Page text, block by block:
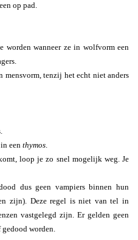
op pad.
worden wanneer ze in wolfvorm een
tenzij het echt niet anders
een thymos.
loop je zo snel mogelijk weg. Je
dus geen vampiers binnen hun
zijn). Deze regel is niet van tel in
vastgelegd zijn. Er gelden geen
worden.